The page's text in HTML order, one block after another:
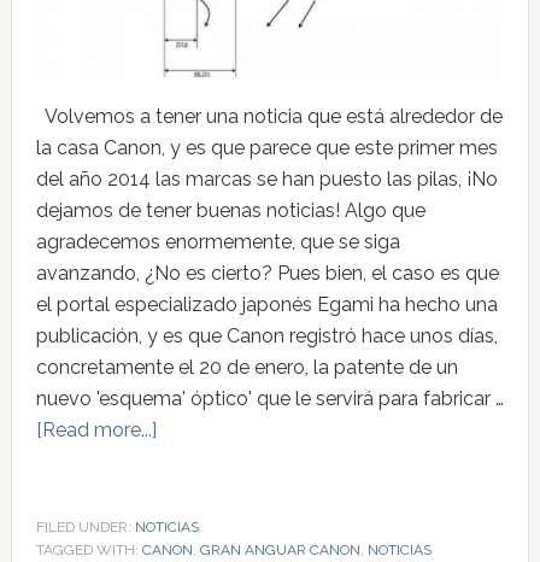
Volvemos a tener una noticia que está alrededor de
la casa Canon, y es que parece que este primer mes
del año 2014 las marcas se han puesto las pilas, ¡No
dejamos de tener buenas noticias! Algo que
agradecemos enormemente, que se siga
avanzando, ¿No es cierto? Pues bien, el caso es que
el portal especializado japonés Egami ha hecho una
publicación, y es que Canon registró hace unos días,
concretamente el 20 de enero, la patente de un
nuevo 'esquema' óptico' que le servirá para fabricar …
[Read more...]
FILED UNDER: NOTICIAS
TAGGED WITH: CANON, GRAN ANGUAR CANON, NOTICIAS